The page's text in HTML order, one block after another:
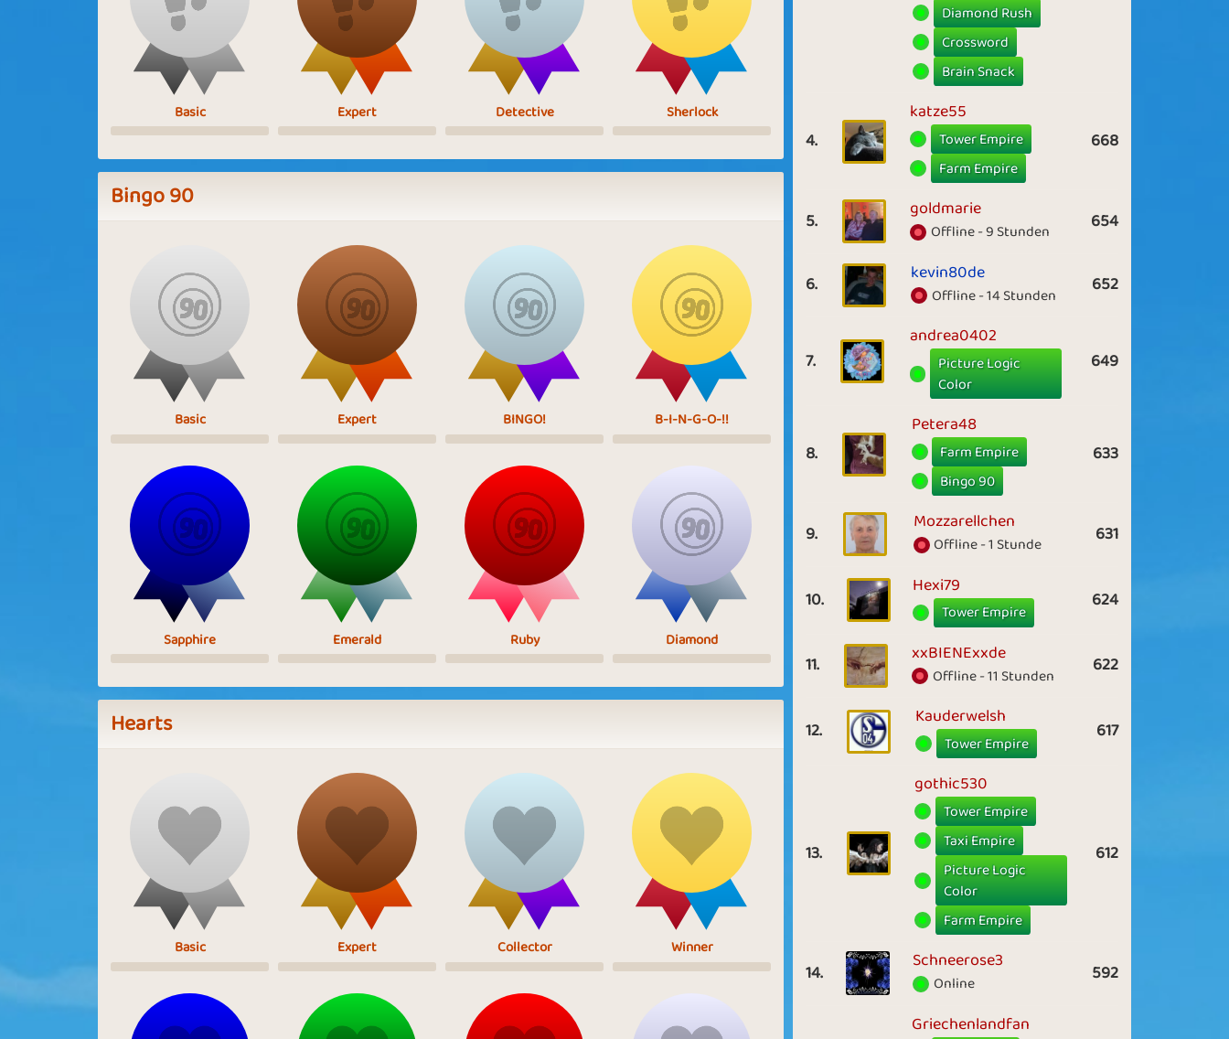
Basic Expert Detective Sherlock
Bingo 90
Basic Expert BINGO! B-I-N-G-O-!!
Sapphire Emerald Ruby Diamond
Hearts
Basic Expert Collector Winner
Diamond Rush
Crossword
Brain Snack
4.
katze55
Tower Empire
Farm Empire
668
5. goldmarie
Offline - 9 Stunden 654
6. kevin80de
Offline - 14 Stunden 652
7.
andrea0402
Picture Logic
Color
649
8.
Petera48
Farm Empire
Bingo 90
633
9. Mozzarellchen
Offline - 1 Stunde 631
10.
Hexi79
Tower Empire 624
11. xxBIENExxde
Offline - 11 Stunden 622
12.
Kauderwelsh
Tower Empire 617
13.
gothic530
Tower Empire
Taxi Empire
Picture Logic
Color
Farm Empire
612
14. Schneerose3
Online 592
Griechenlandfan